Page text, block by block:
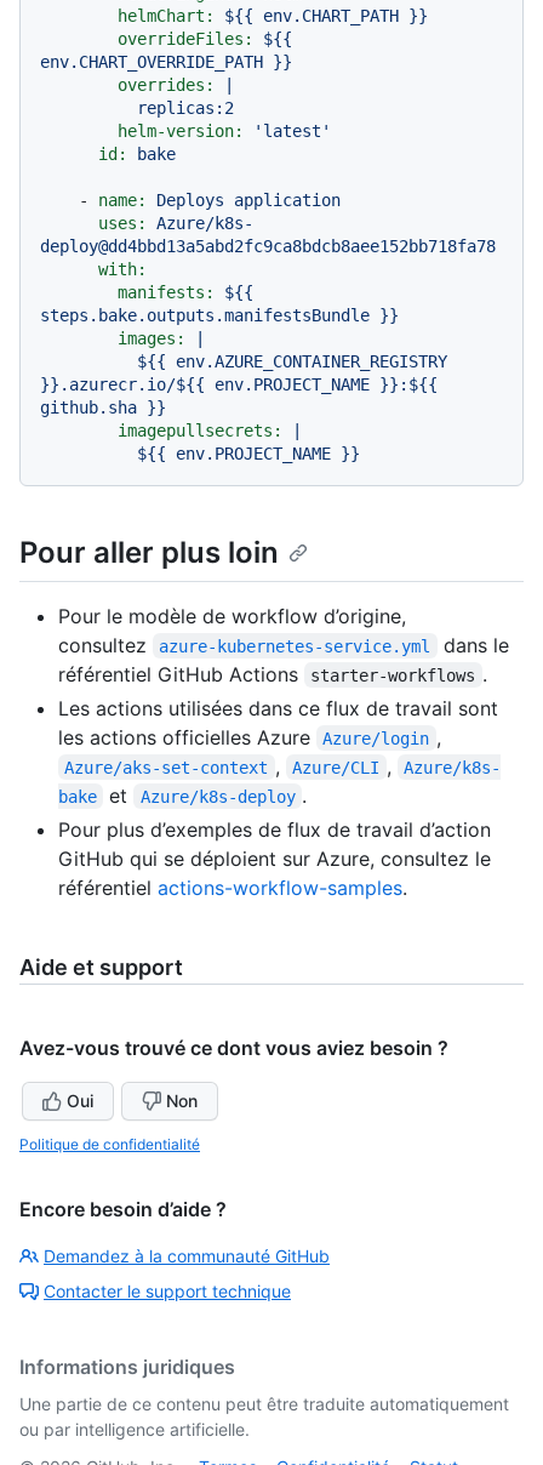
helmChart:
${{ env.CHART_PATH }}
overrideFiles:
${{
env.CHART_OVERRIDE_PATH }}
overrides:
helm-version:
'latest'
id:
bake
- name: Deploys
application
uses:
Azure/k8s-
deploy@dd4bbd13a5abd2fc9ca8bdcb8aee152bb718fa78
with:
manifests:
${{
steps.bake.outputs.manifestsBundle }}
images:
}}.azurecr.io/${{ env.PROJECT_NAME }}:${{
imagepullsecrets:
Pour aller plus loin
Pour le modèle de workflow d’origine,
consultez
azure-kubernetes-service.yml
dans le
référentiel GitHub Actions
starter-workflows .
Les actions utilisées dans ce flux de travail sont
les actions officielles Azure
Azure/login ,
Azure/aks-set-context , Azure/CLI ,
Azure/k8s-
bake
et Azure/k8s-deploy .
Pour plus d’exemples de flux de travail d’action
GitHub qui se déploient sur Azure, consultez le
référentiel actions-workflow-samples.
Aide et support
Avez-vous trouvé ce dont vous aviez besoin ?
Oui Non
Politique de confidentialité
Encore besoin d’aide ?
Demandez à la communauté GitHub
Contacter le support technique
Informations juridiques
Une partie de ce contenu peut être traduite automatiquement
ou par intelligence artificielle.